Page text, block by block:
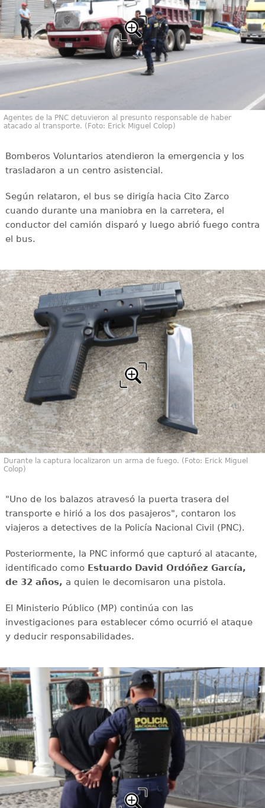
Agentes de la PNC detuvieron al presunto responsable de haber
atacado al transporte. (Foto: Erick Miguel Colop)
Bomberos Voluntarios atendieron la emergencia y los
trasladaron a un centro asistencial.
Según relataron, el bus se dirigía hacia Cito Zarco
cuando durante una maniobra en la carretera, el
conductor del camión disparó y luego abrió fuego contra
el bus.
Durante la captura localizaron un arma de fuego. (Foto: Erick Miguel
Colop)
"Uno de los balazos atravesó la puerta trasera del
transporte e hirió a los dos pasajeros", contaron los
viajeros a detectives de la Policía Nacional Civil (PNC).
Posteriormente, la PNC informó que capturó al atacante,
identificado como Estuardo David Ordóñez García,
de 32 años, a quien le decomisaron una pistola.
El Ministerio Público (MP) continúa con las
investigaciones para establecer cómo ocurrió el ataque
y deducir responsabilidades.